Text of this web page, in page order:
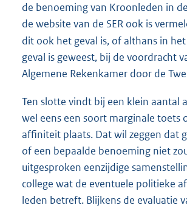
de benoeming van Kroonleden in de
de website van de SER ook is
dit ook het geval is, of althans in
geval is geweest, bij de voordracht
Algemene Rekenkamer door de
Ten slotte vindt bij een klein aantal
wel eens een soort marginale toets
affiniteit plaats. Dat wil zeggen dat
of een bepaalde benoeming niet
uitgesproken eenzijdige
college wat de eventuele politieke
leden betreft. Blijkens de evaluatie